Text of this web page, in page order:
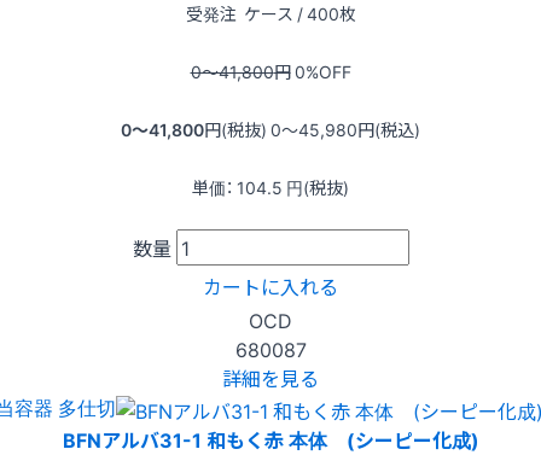
受発注 ケース / 400枚
0〜41,800円0%OFF
0〜41,800円(税抜) 0〜45,980円(税込)
単価： 104.5 円(税抜)
数量
カートに入れる
OCD
680087
詳細を見る
容器 多仕切
BFNアルバ31-1 和もく赤 本体 (シーピー化成)